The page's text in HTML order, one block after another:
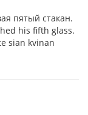
пятый стакан.
his fifth glass.
sian kvinan